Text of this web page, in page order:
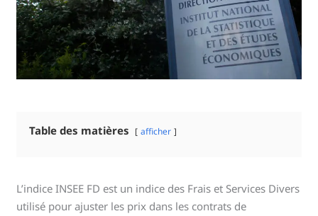
Table des matières afficher
L’indice INSEE FD est un indice des Frais et Services Divers
utilisé pour ajuster les prix dans les contrats de